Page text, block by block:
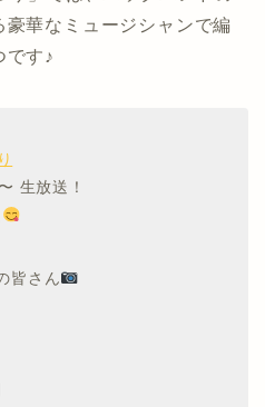
豪華なミュージシャンで編
です♪
生放送！
皆さん